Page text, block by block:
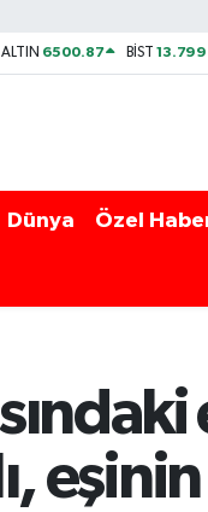
ALTIN 6500.87 BİST13.799
Dünya Özel